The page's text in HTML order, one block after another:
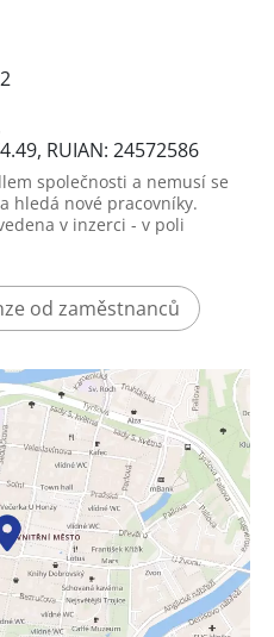
RUIAN: 24572586
společnosti a nemusí se
hledá nové pracovníky.
v inzerci - v poli
od zaměstnanců